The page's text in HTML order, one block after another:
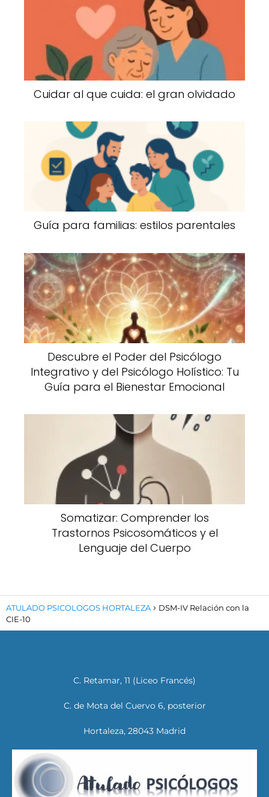
Cuidar al que cuida: el gran olvidado
Guía para familias: estilos parentales
Descubre el Poder del Psicólogo
Integrativo y del Psicólogo Holístico: Tu
Guía para el Bienestar Emocional
Somatizar: Comprender los
Trastornos Psicosomáticos y el
Lenguaje del Cuerpo
ATULADO PSICOLOGOS HORTALEZA
DSM-IV Relación con la
CIE-10
C. Retamar, 11 (Liceo Francés)
C. de Mota del Cuervo 6, posterior
Hortaleza, 28043 Madrid